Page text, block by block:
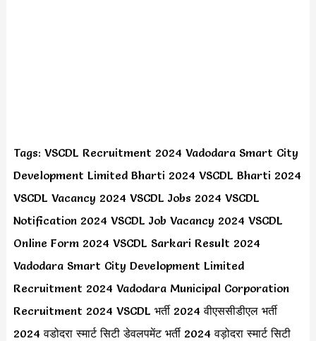
Tags: VSCDL Recruitment 2024 Vadodara Smart City
Development Limited Bharti 2024 VSCDL Bharti 2024
VSCDL Vacancy 2024 VSCDL Jobs 2024 VSCDL
Notification 2024 VSCDL Job Vacancy 2024 VSCDL
Online Form 2024 VSCDL Sarkari Result 2024
Vadodara Smart City Development Limited
Recruitment 2024 Vadodara Municipal Corporation
Recruitment 2024 VSCDL भर्ती 2024 वीएससीडीएल भर्ती
2024 वडोदरा स्मार्ट सिटी डेवलपमेंट भर्ती 2024 वड़ोदरा स्मार्ट सिटी